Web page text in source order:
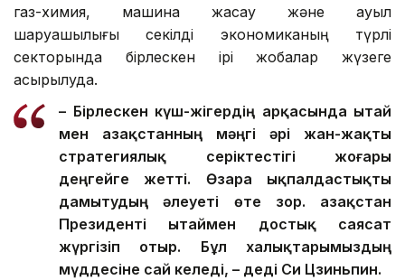
газ-химия, машина жасау және ауыл
шаруашылығы секілді экономиканың түрлі
секторында бірлескен ірі жобалар жүзеге
асырылуда.
– Бірлескен күш-жігердің арқасында Қытай
мен Қазақстанның мәңгі әрі жан-жақты
стратегиялық серіктестігі жоғары
деңгейге жетті. Өзара ықпалдастықты
дамытудың әлеуеті өте зор. Қазақстан
Президенті Қытаймен достық саясат
жүргізіп отыр. Бұл халықтарымыздың
мүддесіне сай келеді, – деді Си Цзиньпин.